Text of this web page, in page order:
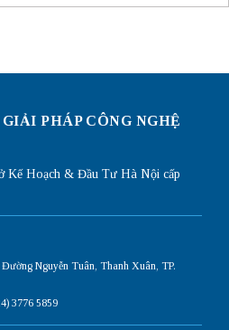
PHÁP CÔNG NGHỆ
Kế Hoạch & Đầu Tư Hà Nội cấp
Nguyễn Tuân, Thanh Xuân, TP.
3776 5859